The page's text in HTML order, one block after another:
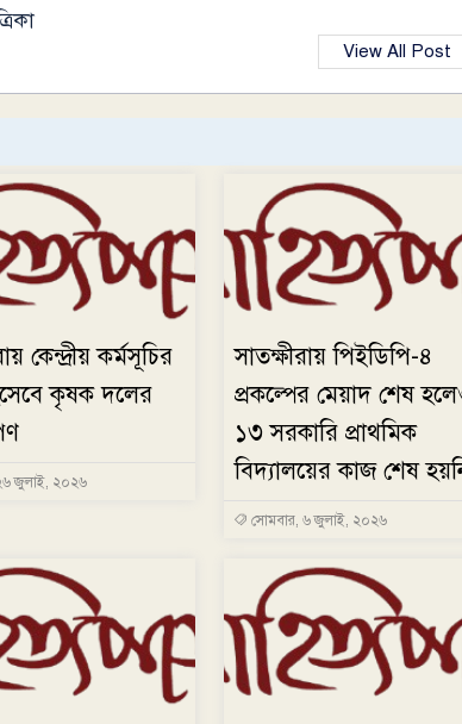
View All Post
কেন্দ্রীয় কর্মসূচির
কৃষক দলের
জুলাই, ২০২৬
সাতক্ষীরায় পিইডিপি-৪
প্রকল্পের মেয়াদ শেষ
১৩ সরকারি প্রাথমিক
বিদ্যালয়ের কাজ শেষ
সোমবার, ৬ জুলাই, ২০২৬